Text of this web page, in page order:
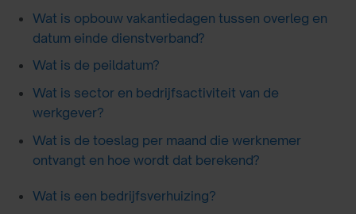
Wat is opbouw vakantiedagen tussen overleg en
datum einde dienstverband?
Wat is de peildatum?
Wat is sector en bedrijfsactiviteit van de
werkgever?
Wat is de toeslag per maand die werknemer
ontvangt en hoe wordt dat berekend?
Wat is een bedrijfsverhuizing?